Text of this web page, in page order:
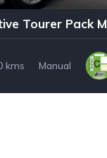
Tourer Pack M
kms Manual